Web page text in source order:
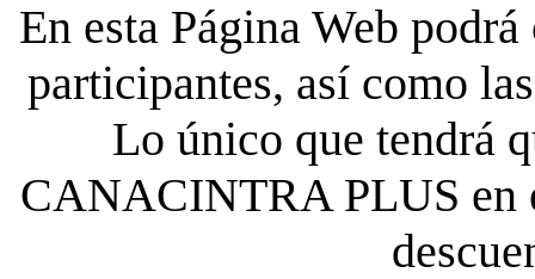
En esta Página Web
participantes, así como
Lo único que tendrá
CANACINTRA PLUS en